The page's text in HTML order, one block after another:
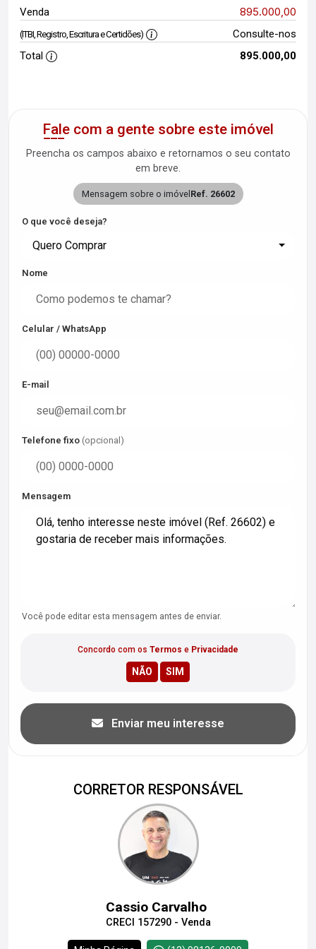
Venda 895.000,00
(ITBI, Registro, Escritura e Certidões)
Consulte-nos
Total
895.000,00
Fale com a gente sobre este imóvel
Preencha os campos abaixo e retornamos o seu contato
em breve.
Mensagem sobre o imóvel Ref. 26602
O que você deseja?
Quero Comprar
Nome
Celular / WhatsApp
E-mail
Telefone fixo (opcional)
Mensagem
Você pode editar esta mensagem antes de enviar.
Concordo com os Termos e Privacidade
Enviar meu interesse
CORRETOR RESPONSÁVEL
Cassio Carvalho
CRECI 157290 - Venda